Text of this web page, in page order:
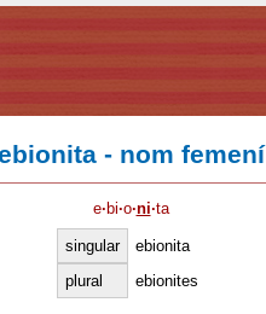
- nom femení
e· bi·o·ni·ta
singular
ebionita
plural
ebionites